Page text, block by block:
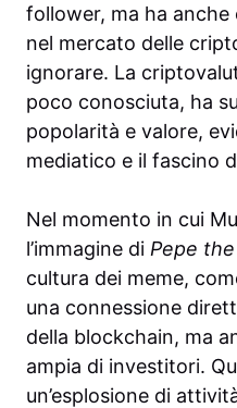
follower, ma ha
nel mercato delle
ignorare. La
poco conosciuta, ha
popolarità e valore,
mediatico e il fascino
Nel momento in cui
l’immagine di Pepe
cultura dei meme,
una connessione
della blockchain, ma
ampia di investitori.
un’esplosione di